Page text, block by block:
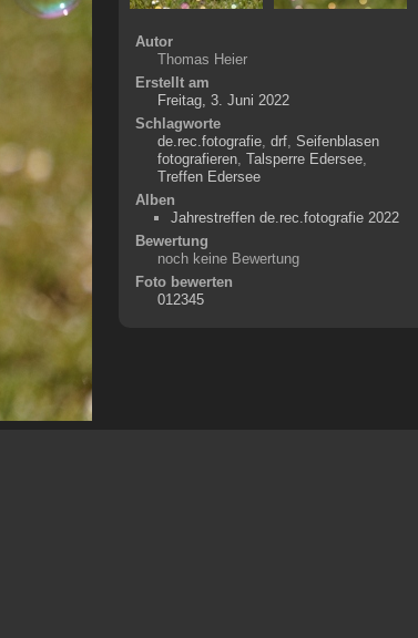
Autor
Thomas Heier
Erstellt am
Freitag, 3. Juni 2022
Schlagworte
de.rec.fotografie, drf, Seifenblasen
fotografieren, Talsperre Edersee,
Treffen Edersee
Alben
Jahrestreffen de.rec.fotografie 2022
Bewertung
noch keine Bewertung
Foto bewerten